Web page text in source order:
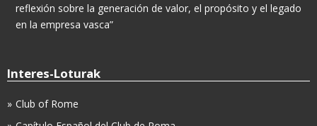
reflexión sobre la generación de valor, el propósito y el legado
en la empresa vasca”
Interes-Loturak
Club of Rome